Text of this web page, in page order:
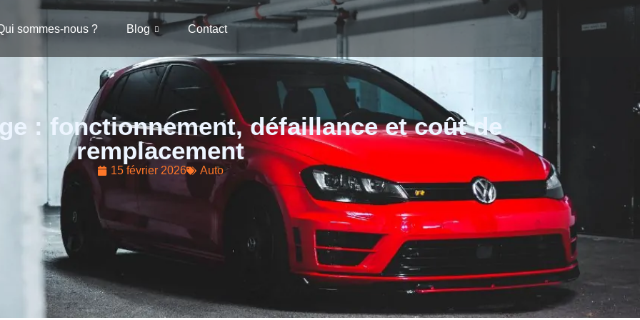
sommes-nous ? Blog Contact
: fonctionnement, défaillance et coût de
remplacement
15 février 2026 Auto